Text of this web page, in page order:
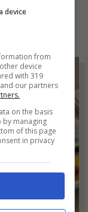
device
from
device
with 319
our partners
on the basis
by managing
of this page
in privacy